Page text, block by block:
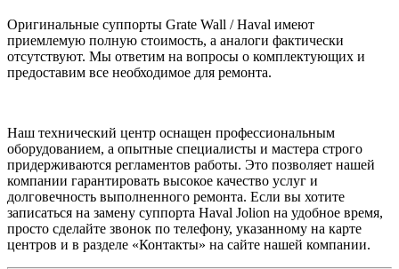
Оригинальные суппорты Grate Wall / Haval имеют
приемлемую полную стоимость, а аналоги фактически
отсутствуют. Мы ответим на вопросы о комплектующих и
предоставим все необходимое для ремонта.
Наш технический центр оснащен профессиональным
оборудованием, а опытные специалисты и мастера строго
придерживаются регламентов работы. Это позволяет нашей
компании гарантировать высокое качество услуг и
долговечность выполненного ремонта. Если вы хотите
записаться на замену суппорта Haval Jolion на удобное время,
просто сделайте звонок по телефону, указанному на карте
центров и в разделе «Контакты» на сайте нашей компании.